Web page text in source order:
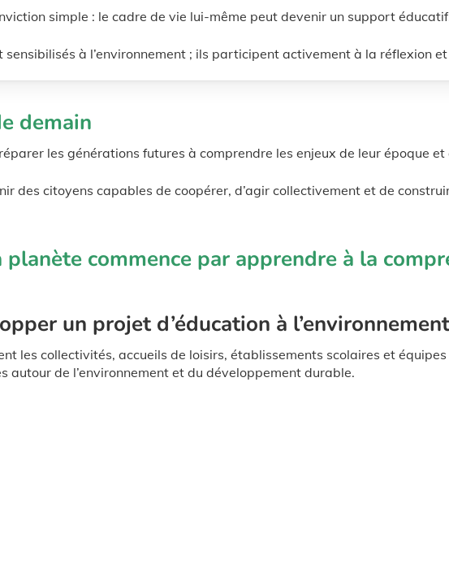
simple : le cadre de vie lui-même peut devenir un support
sensibilisés à l’environnement ; ils participent activement à la réflexion
demain
les générations futures à comprendre les enjeux de leur époque
des citoyens capables de coopérer, d’agir collectivement et de
commence par apprendre à la
un projet d’éducation à
les collectivités, accueils de loisirs, établissements scolaires et
autour de l’environnement et du développement durable.